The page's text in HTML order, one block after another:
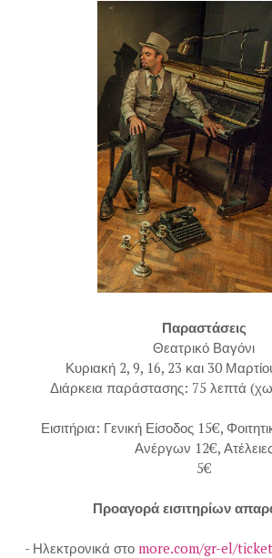
Παραστάσεις
Θεατρικό Βαγόνι
Κυριακή 2, 9, 16, 23 και 30
Διάρκεια παράστασης: 75 λεπτά
Εισιτήρια: Γενική Είσοδος 15€,
Ανέργων 12€,
5€
Προαγορά εισιτηρίων
- Ηλεκτρονικά στο more.com/gr-el/